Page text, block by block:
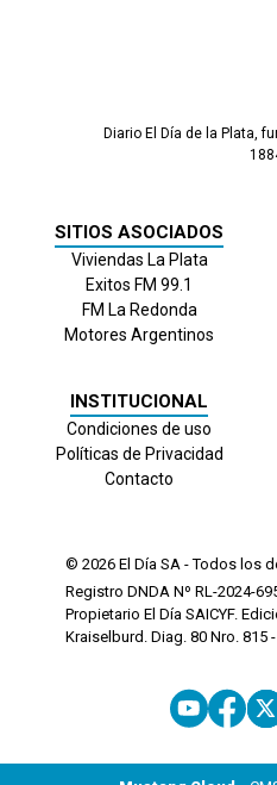
Diario El Día de la Plata,
SITIOS ASOCIADOS
Viviendas La Plata
Exitos FM 99.1
FM La Redonda
Motores Argentinos
INSTITUCIONAL
Condiciones de uso
Políticas de Privacidad
Contacto
© 2026 El Día SA - Todos los
Registro DNDA Nº RL-2024-
Propietario El Día SAICYF.
Kraiselburd. Diag. 80 Nro. 815